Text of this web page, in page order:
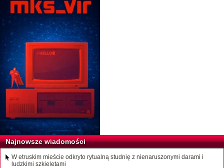
Najnowsze wiadomości
W etruskim mieście odkryto rytualną studnię z nienaruszonymi darami i
ludzkimi szkieletami